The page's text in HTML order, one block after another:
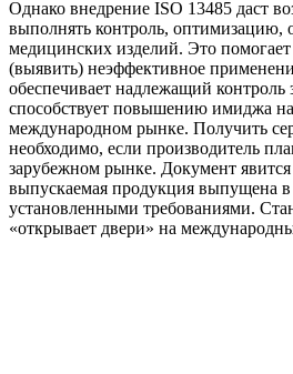
Однако внедрение ISO 13485 даст
выполнять контроль, оптимизацию,
медицинских изделий. Это
(выявить) неэффективное
обеспечивает надлежащий контроль
способствует повышению имиджа
международном рынке. Получить
необходимо, если производитель
зарубежном рынке. Документ
выпускаемая продукция выпущена в
установленными требованиями.
«открывает двери» на